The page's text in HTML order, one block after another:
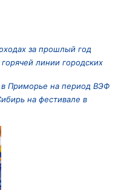
за прошлый год
линии городских
в Приморье на период ВЭФ
на фестивале в